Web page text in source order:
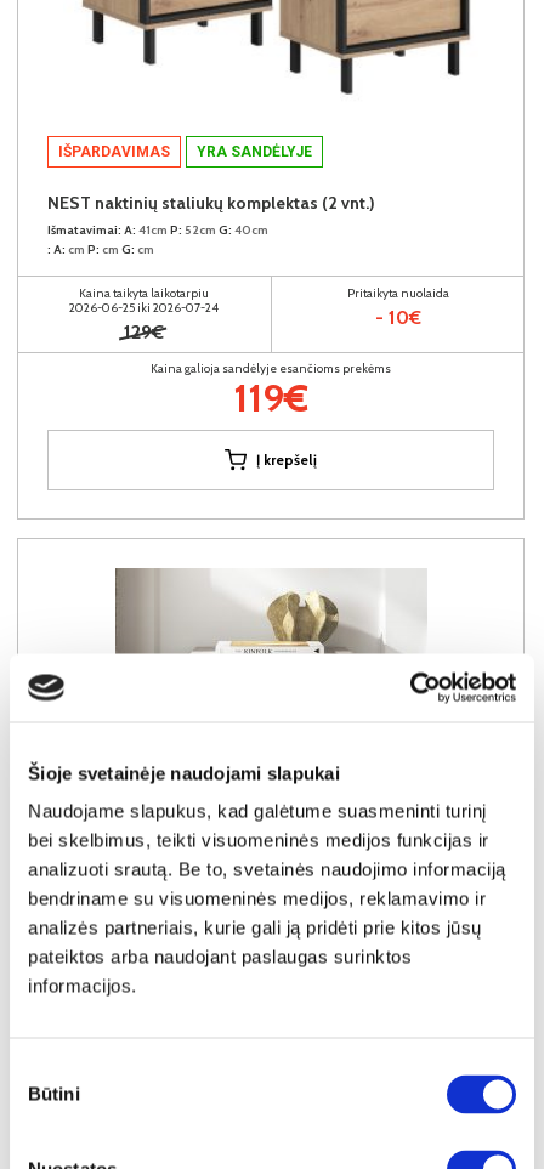
Šioje svetainėje naudojami slapukai
Naudojame slapukus, kad galėtume suasmeninti turinį
bei skelbimus, teikti visuomeninės medijos funkcijas ir
analizuoti srautą. Be to, svetainės naudojimo informaciją
bendriname su visuomeninės medijos, reklamavimo ir
analizės partneriais, kurie gali ją pridėti prie kitos jūsų
pateiktos arba naudojant paslaugas surinktos
informacijos.
pasirinkimas
Būtini
IŠPARDAVIMAS YRA SANDĖLYJE
NEST naktinių staliukų komplektas (2 vnt.)
Išmatavimai: A: 41cm P: 52cm G: 40cm
: A: cm P: cm G: cm
Kaina taikyta laikotarpiu
2026-06-25 iki 2026-07-24
129€
Pritaikyta nuolaida
- 10€
Kaina galioja sandėlyje esančioms prekėms
119€
Į krepšelį
NAUJIENA YRA SANDĖLYJE
MAZOMA naktinis staliukas (Kazmir)
Išmatavimai: A: